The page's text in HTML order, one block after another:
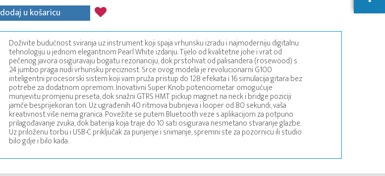
dodaj u košaricu
Doživite budućnost sviranja uz instrument koji spaja vrhunsku izradu i najmoderniju digitalnu
tehnologiju u jednom elegantnom Pearl White izdanju. Tijelo od kvalitetne johe i vrat od
pečenog javora osiguravaju bogatu rezonanciju, dok prstohvat od palisandera (rosewood) s
24 jumbo praga nudi vrhunsku preciznost. Srce ovog modela je revolucionarni G100
inteligentni procesorski sistem koji vam pruža pristup do 128 efekata i 16 simulacija gitara bez
potrebe za dodatnom opremom. Inovativni Super Knob potenciometar omogućuje
munjevitu promjenu preseta, dok snažni GTRS HMT pickup magnet na neck i bridge poziciji
jamče besprijekoran ton. Uz ugrađenih 40 ritmova bubnjeva i looper od 80 sekundi, vaša
kreativnost više nema granica. Povežite se putem Bluetooth veze s aplikacijom za potpuno
prilagođavanje zvuka, dok baterija koja traje do 10 sati osigurava nesmetano stvaranje glazbe.
Uz priloženu torbu i USB-C priključak za punjenje i snimanje, spremni ste za pozornicu ili studio
bilo gdje i bilo kada.